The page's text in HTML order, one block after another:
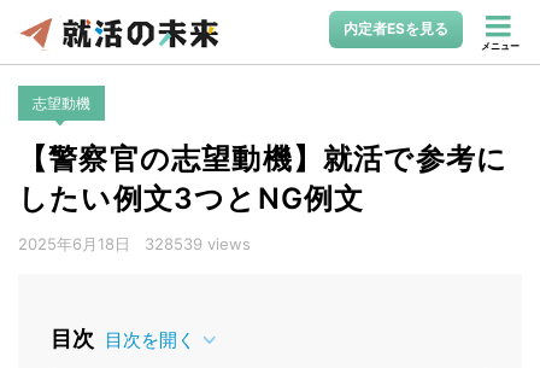
内定者ESを見る
メニュー
志望動機
【警察官の志望動機】就活で参考に
したい例文3つとNG例文
2025年6月18日 328539 views
目次 目次を開く